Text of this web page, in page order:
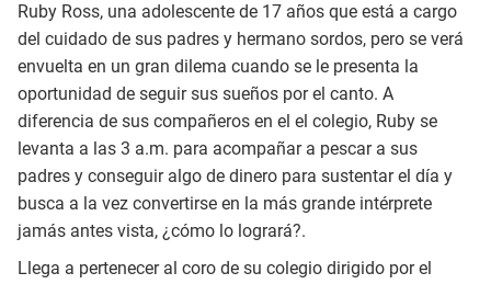
Ruby Ross, una adolescente de 17 años que está a cargo
del cuidado de sus padres y hermano sordos, pero se verá
envuelta en un gran dilema cuando se le presenta la
oportunidad de seguir sus sueños por el canto. A
diferencia de sus compañeros en el el colegio, Ruby se
levanta a las 3 a.m. para acompañar a pescar a sus
padres y conseguir algo de dinero para sustentar el día y
busca a la vez convertirse en la más grande intérprete
jamás antes vista, ¿cómo lo logrará?.
Llega a pertenecer al coro de su colegio dirigido por el